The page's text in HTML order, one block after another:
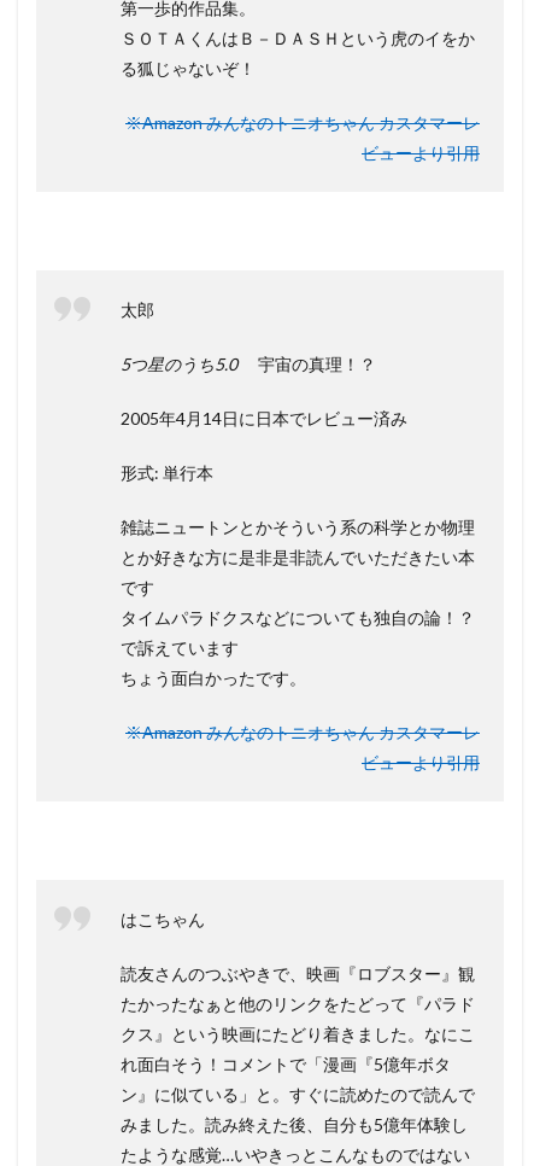
第一歩的作品集。
ＳＯＴＡくんはＢ－ＤＡＳＨという虎のイをか
る狐じゃないぞ！
※Amazon みんなのトニオちゃん カスタマーレ
ビューより引用
太郎
5つ星のうち5.0 宇宙の真理！？
2005年4月14日に日本でレビュー済み
形式: 単行本
雑誌ニュートンとかそういう系の科学とか物理
とか好きな方に是非是非読んでいただきたい本
です
タイムパラドクスなどについても独自の論！？
で訴えています
ちょう面白かったです。
※Amazon みんなのトニオちゃん カスタマーレ
ビューより引用
はこちゃん
読友さんのつぶやきで、映画『ロブスター』観
たかったなぁと他のリンクをたどって『パラド
クス』という映画にたどり着きました。なにこ
れ面白そう！コメントで「漫画『5億年ボタ
ン』に似ている」と。すぐに読めたので読んで
みました。読み終えた後、自分も5億年体験し
たような感覚…いやきっとこんなものではない